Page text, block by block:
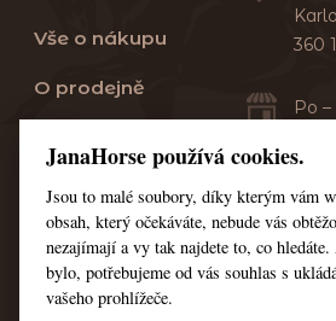
Vše o nákupu
O prodejně
Servis
Kontakt
Nastavení cookies
360
Po
JanaHorse používá cookies.
Jsou to malé soubory, díky kterým vám
obsah, který očekáváte, nebude vás
nezajímají a vy tak najdete to, co
bylo, potřebujeme od vás souhlas s
vašeho prohlížeče.